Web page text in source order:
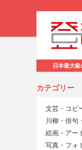
日本最大
カテゴリー
文芸・コピ
川柳・俳句
絵画・アー
写真・フォ